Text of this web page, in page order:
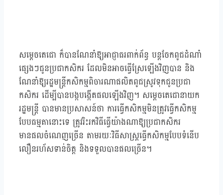
សម្តេចតេជោ ក៏បានណែនាំឱ្យអាជ្ញាធរពាក់ព័ន្ធ បន្តចែកពូជដំណាំ
ផ្សេងៗជូនប្រជាកសិករ ដែលមិនអាចធ្វើស្រែឡើងវិញបាន និង
ណែនាំឱ្យរដ្ឋមន្ត្រីកសិកម្មពិចារណាផលិតពូជស្រូវទុកជូនប្រជា
កសិករ ដើម្បីបានបង្កបង្កើតផលឡើងវិញ។ សម្តេចតេជោនាយក
រដ្ឋមន្ត្រី បានមានប្រសាសន៍ថា ការធ្វើកសិកម្មមិនត្រូវធ្វើកសិកម្ម
បែបធម្មតានោះទេ ត្រូវរិះរកវិធីធ្វើយ៉ាងណាឱ្យប្រជាកសិករ
មានផលចំណេញច្រើន តាមរយៈវិធីសាស្ត្រធ្វើកសិកម្មបែបទំនើប
លឿនរហ័សទាន់ចិត្ត និងទទួលបានផលច្រើន។